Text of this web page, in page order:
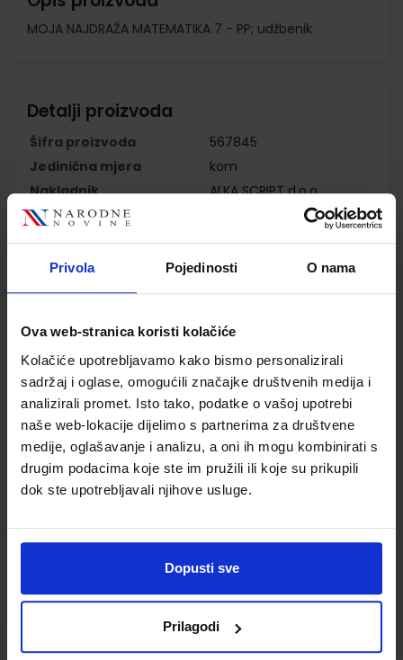
Privola Pojedinosti O nama
Ova web-stranica koristi kolačiće
Kolačiće upotrebljavamo kako bismo personalizirali
sadržaj i oglase, omogućili značajke društvenih medija i
analizirali promet. Isto tako, podatke o vašoj upotrebi
naše web-lokacije dijelimo s partnerima za društvene
medije, oglašavanje i analizu, a oni ih mogu kombinirati s
drugim podacima koje ste im pružili ili koje su prikupili
dok ste upotrebljavali njihove usluge.
Dopusti sve
Prilagodi
MOJA NAJDRAŽA MATEMATIKA 7 - PP; udžbenik
Detalji proizvoda
Šifra proizvoda
567845
Jedinična mjera
kom
Nakladnik
ALKA SCRIPT d.o.o.
Autor
Školski razred
07 7.RAZRED OŠ
Vrsta školske knjige
UDŽBENIK
Reg br min
6624
Newsletter prijava
Prijavite se kako bi primali informacije o novim
proizvodima i uslugama, akcijama i drugim